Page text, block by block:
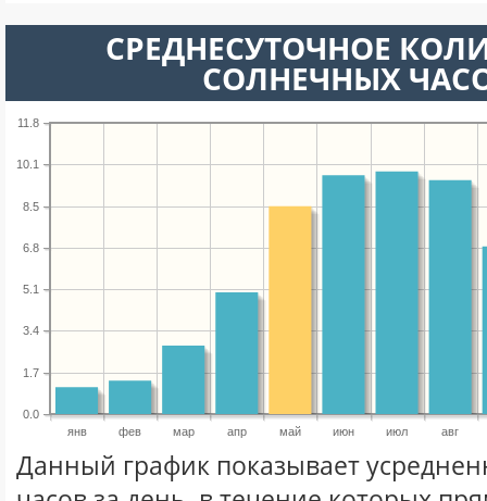
СРЕДНЕСУТОЧНОЕ
СОЛНЕЧНЫХ
янв фев мар апр май июн июл авг
0.0
1.7
3.4
5.1
6.8
8.5
10.1
11.8
Данный график показывает